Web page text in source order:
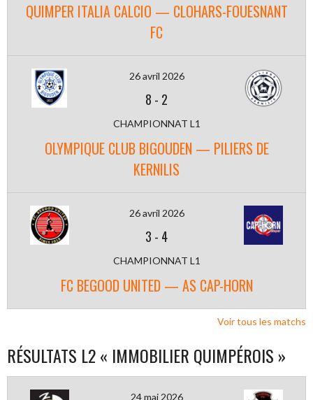
QUIMPER ITALIA CALCIO — CLOHARS-FOUESNANT
FC
26 avril 2026
8 - 2
CHAMPIONNAT L1
OLYMPIQUE CLUB BIGOUDEN — PILIERS DE
KERNILIS
26 avril 2026
3 - 4
CHAMPIONNAT L1
FC BEGOOD UNITED — AS CAP-HORN
Voir tous les matchs
RÉSULTATS L2 « IMMOBILIER QUIMPÉROIS »
24 mai 2026